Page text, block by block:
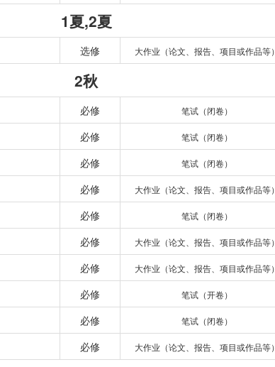
1夏,2夏
选修 大作业（论文、报告、项目或作品等）
2秋
必修 笔试（闭卷）
必修 笔试（闭卷）
必修 笔试（闭卷）
必修 大作业（论文、报告、项目或作品等）
必修 笔试（闭卷）
必修 大作业（论文、报告、项目或作品等）
必修 大作业（论文、报告、项目或作品等）
必修 笔试（开卷）
必修 笔试（闭卷）
必修 大作业（论文、报告、项目或作品等）